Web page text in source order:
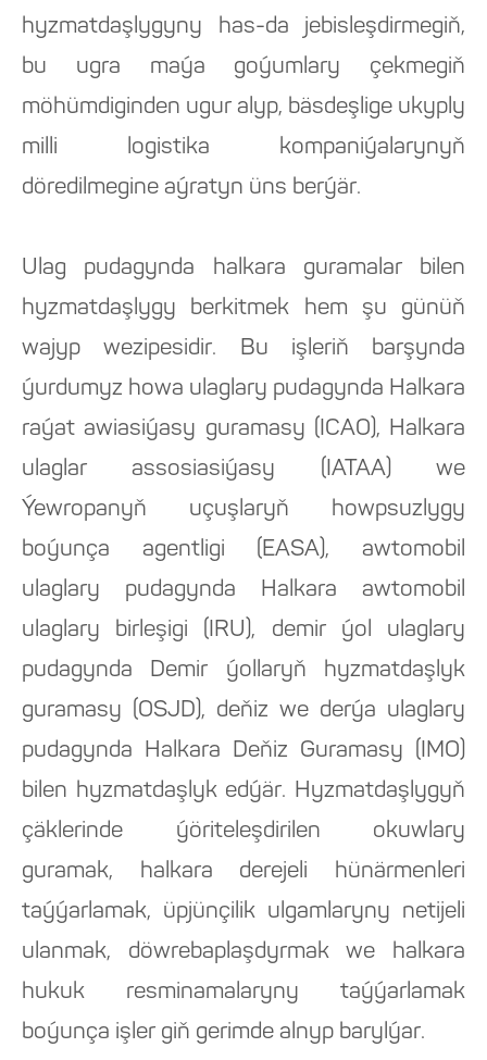
hyzmatdaşlygyny has-da jebisleşdirmegiň,
bu ugra maýa goýumlary çekmegiň
möhümdiginden ugur alyp, bäsdeşlige ukyply
milli logistika kompaniýalarynyň
döredilmegine aýratyn üns berýär.
Ulag pudagynda halkara guramalar bilen
hyzmatdaşlygy berkitmek hem şu günüň
wajyp wezipesidir. Bu işleriň barşynda
ýurdumyz howa ulaglary pudagynda Halkara
raýat awiasiýasy guramasy (ICAO), Halkara
ulaglar assosiasiýasy (IATAA) we
Ýewropanyň uçuşlaryň howpsuzlygy
boýunça agentligi (EASA), awtomobil
ulaglary pudagynda Halkara awtomobil
ulaglary birleşigi (IRU), demir ýol ulaglary
pudagynda Demir ýollaryň hyzmatdaşlyk
guramasy (OSJD), deňiz we derýa ulaglary
pudagynda Halkara Deňiz Guramasy (IMO)
bilen hyzmatdaşlyk edýär. Hyzmatdaşlygyň
çäklerinde ýöriteleşdirilen okuwlary
guramak, halkara derejeli hünärmenleri
taýýarlamak, üpjünçilik ulgamlaryny netijeli
ulanmak, döwrebaplaşdyrmak we halkara
hukuk resminamalaryny taýýarlamak
boýunça işler giň gerimde alnyp barylýar.